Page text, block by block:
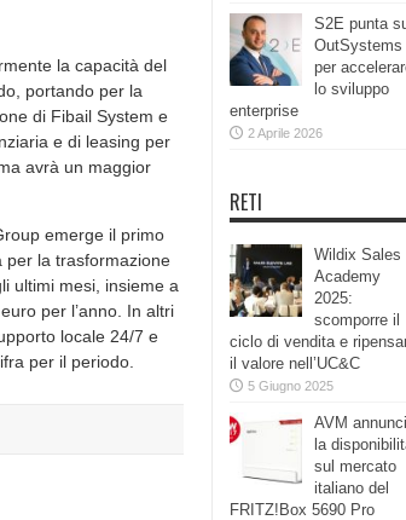
la capacità del
portando per la
di Fibail System e
e di leasing per
avrà un maggior
emerge il primo
per la trasformazione
ultimi mesi, insieme a
per l’anno. In altri
locale 24/7 e
per il periodo.
S2E punta
OutSystems
per
lo sviluppo
enterprise
2 Aprile 2026
RETI
Wildix Sales
Academy
2025:
scomporre il
ciclo di vendita e
il valore nell’UC&C
5 Giugno 2025
AVM
la
sul mercato
italiano del
FRITZ!Box 5690 Pro